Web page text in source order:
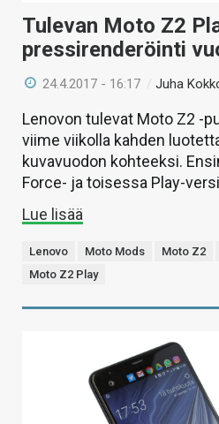
Tulevan Moto Z2
pressirenderöinti
24.4.2017 - 16:17 /Juha
Lenovon tulevat Moto Z2 -
viime viikolla kahden
kuvavuodon kohteeksi.
Force- ja toisessa Play-
Lue lisää
Lenovo Moto Mods Moto Z2
Moto Z2 Play